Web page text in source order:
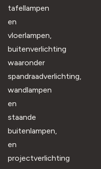
tafellampen
en
vloerlampen,
buitenverlichting
waaronder
spandraadverlichting,
wandlampen
en
staande
buitenlampen,
en
projectverlichting